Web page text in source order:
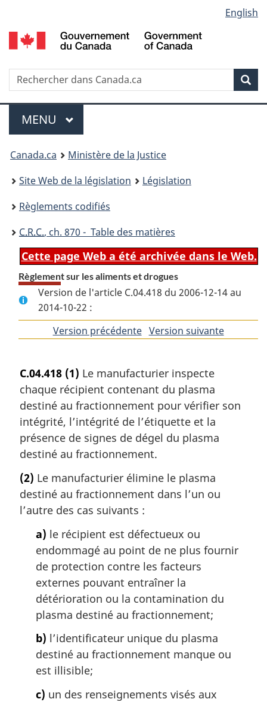
au
contenu
propos
de
la
HTML
simplifiée
selection
English
Recherche
Menu
MENU PRINCIPAL
You
are
here:
Canada.ca
Ministère de la Justice
Site Web de la législation
Législation
Règlements codifiés
C.R.C., ch. 870 - Table des matières
Cette page Web a été archivée dans le Web.
Règlement sur les aliments et drogues
Version de l'article C.04.418 du 2006-12-14 au
2014-10-22 :
Version précédentedeVersion suivantede
C.04.418 (1) Le manufacturier inspecte
chaque récipient contenant du plasma
destiné au fractionnement pour vérifier son
intégrité, l’intégrité de l’étiquette et la
présence de signes de dégel du plasma
destiné au fractionnement.
(2) Le manufacturier élimine le plasma
destiné au fractionnement dans l’un ou
l’autre des cas suivants :
a) le récipient est défectueux ou
endommagé au point de ne plus fournir
de protection contre les facteurs
externes pouvant entraîner la
détérioration ou la contamination du
plasma destiné au fractionnement;
b) l’identificateur unique du plasma
destiné au fractionnement manque ou
est illisible;
c) un des renseignements visés aux